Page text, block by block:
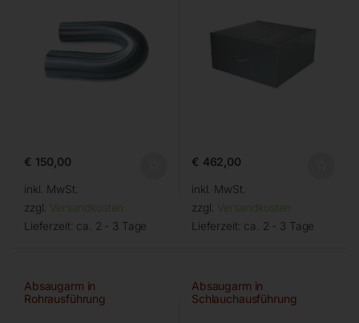
€ 150,00
inkl. MwSt.
zzgl. Versandkosten
Lieferzeit: ca. 2 - 3 Tage
€ 462,00
inkl. MwSt.
zzgl. Versandkosten
Lieferzeit: ca. 2 - 3 Tage
Absaugarm in
Rohrausführung
Absaugarm in
Schlauchausführung